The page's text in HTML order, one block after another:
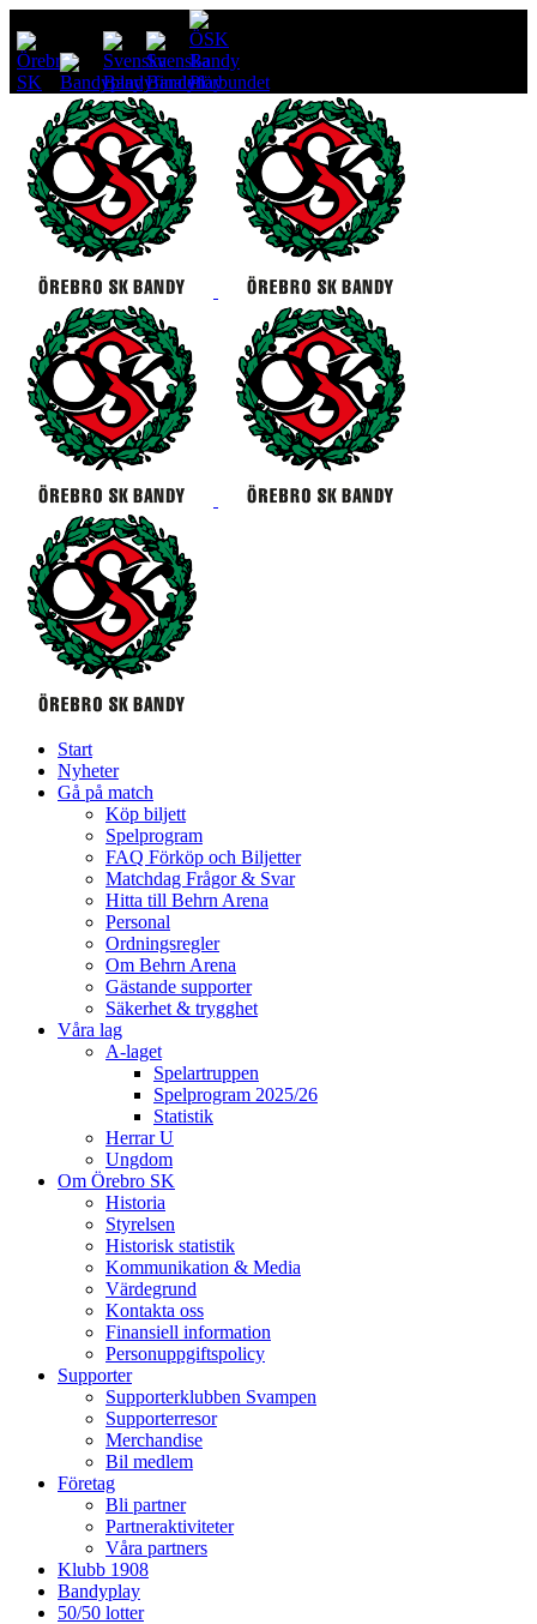
Start
Nyheter
Gå på match
Köp biljett
Spelprogram
FAQ Förköp och Biljetter
Matchdag Frågor & Svar
Hitta till Behrn Arena
Personal
Ordningsregler
Om Behrn Arena
Gästande supporter
Säkerhet & trygghet
Våra lag
A-laget
Spelartruppen
Spelprogram 2025/26
Statistik
Herrar U
Ungdom
Om Örebro SK
Historia
Styrelsen
Historisk statistik
Kommunikation & Media
Värdegrund
Kontakta oss
Finansiell information
Personuppgiftspolicy
Supporter
Supporterklubben Svampen
Supporterresor
Merchandise
Bil medlem
Företag
Bli partner
Partneraktiviteter
Våra partners
Klubb 1908
Bandyplay
50/50 lotter